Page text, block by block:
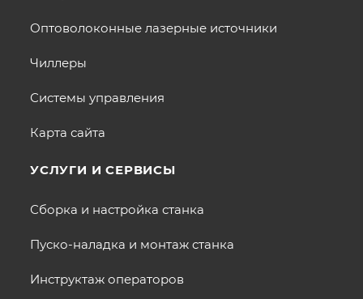
Оптоволоконные лазерные источники
Чиллеры
Системы управления
Карта сайта
УСЛУГИ И СЕРВИСЫ
Сборка и настройка станка
Пуско-наладка и монтаж станка
Инструктаж операторов